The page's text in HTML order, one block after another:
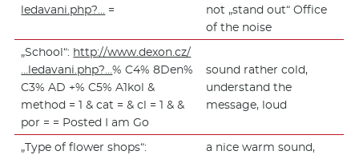
ledavani.php?… =
not „stand out“ Office
of the noise
„School“: http://www.dexon.cz/
…ledavani.php?…% C4% 8Den%
C3% AD +% C5% A1kol &
method = 1 & cat = & cl = 1 & &
por = = Posted I am Go
sound rather cold,
understand the
message, loud
„Type of flower shops“:
a nice warm sound,